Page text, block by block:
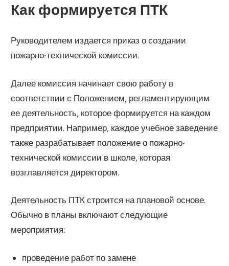
Как формируется ПТК
Руководителем издается приказ о создании
пожарно-технической комиссии.
Далее комиссия начинает свою работу в
соответствии с Положением, регламентирующим
ее деятельность, которое формируется на каждом
предприятии. Например, каждое учебное заведение
также разрабатывает положение о пожарно-
технической комиссии в школе, которая
возглавляется директором.
Деятельность ПТК строится на плановой основе.
Обычно в планы включают следующие
мероприятия:
проведение работ по замене